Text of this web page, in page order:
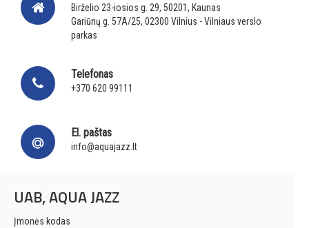
Birželio 23-iosios g. 29, 50201, Kaunas
Gariūnų g. 57A/25, 02300 Vilnius - Vilniaus verslo
parkas
Telefonas
+370 620 99111
El. paštas
info@aquajazz.lt
UAB, AQUA JAZZ
Įmonės kodas